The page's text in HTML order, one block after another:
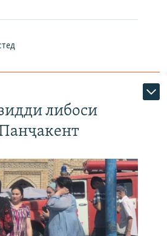
либоси